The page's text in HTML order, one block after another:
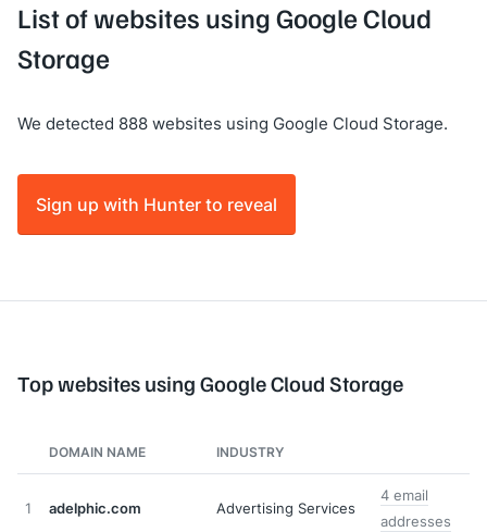
List of websites using Google Cloud
Storage
We detected 888 websites using Google Cloud Storage.
Sign up with Hunter to reveal
Top websites using Google Cloud Storage
DOMAIN NAME INDUSTRY
1 adelphic.com Advertising Services
4 email
addresses